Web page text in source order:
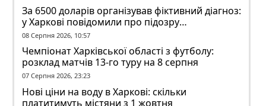
За 6500 доларів організував фіктивний діагноз:
у Харкові повідомили про підозру
ексзавідувачу психлікарні
08 Серпня 2026, 10:57
Чемпіонат Харківської області з футболу:
розклад матчів 13-го туру на 8 серпня
07 Серпня 2026, 23:23
Нові ціни на воду в Харкові: скільки
платитимуть містяни з 1 жовтня